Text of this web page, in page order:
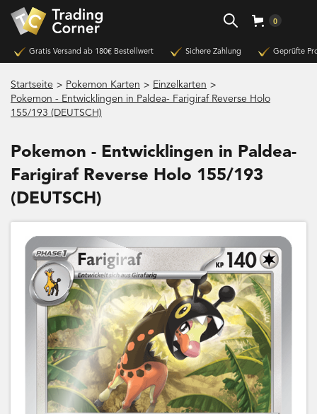
0
Gratis Versand ab 180€ Bestellwert Sichere Zahlung Geprüfte
Startseite > Pokemon Karten > Einzelkarten >
Pokemon - Entwicklingen in Paldea- Farigiraf Reverse Holo
155/193 (DEUTSCH)
Pokemon - Entwicklingen in Paldea-
Farigiraf Reverse Holo 155/193
(DEUTSCH)